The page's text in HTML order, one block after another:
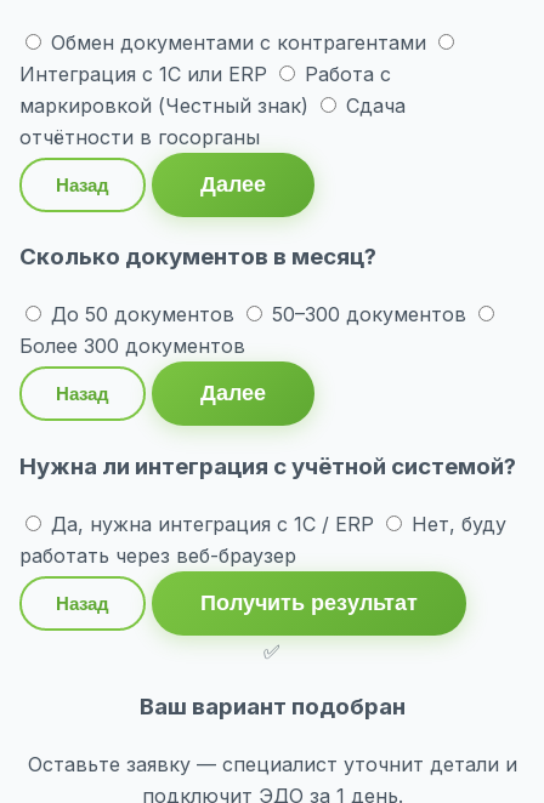
Обмен документами с контрагентами
Интеграция с 1С или ERP
Работа с
маркировкой (Честный знак)
Сдача
отчётности в госорганы
Назад Далее
Сколько документов в месяц?
До 50 документов
50–300 документов
Более 300 документов
Назад Далее
Нужна ли интеграция с учётной системой?
Да, нужна интеграция с 1С / ERP
Нет, буду
работать через веб-браузер
Назад
Получить результат
✅
Ваш вариант подобран
Оставьте заявку — специалист уточнит детали и
подключит ЭДО за 1 день.